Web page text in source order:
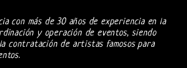
con más de 30 años de experiencia en la
y operación de eventos, siendo
contratación de artistas famosos para